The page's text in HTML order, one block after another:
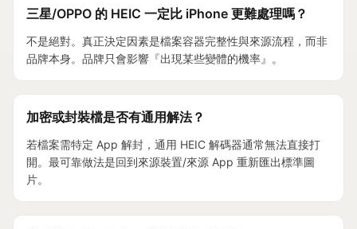
三星/OPPO 的 HEIC 一定比 iPhone 更難處理嗎？
不是絕對。真正決定因素是檔案容器完整性與來源流程，而非
品牌本身。品牌只會影響『出現某些變體的機率』。
加密或封裝檔是否有通用解法？
若檔案需特定 App 解封，通用 HEIC 解碼器通常無法直接打
開。最可靠做法是回到來源裝置/來源 App 重新匯出標準圖
片。